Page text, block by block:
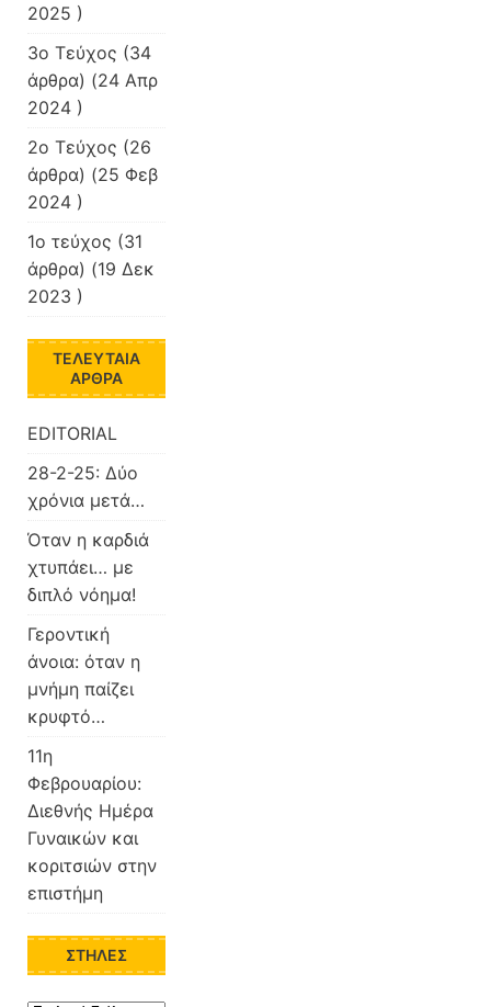
2025 )
3ο Τεύχος (34
άρθρα) (24 Απρ
2024 )
2ο Τεύχος (26
άρθρα) (25 Φεβ
2024 )
1ο τεύχος (31
άρθρα) (19 Δεκ
2023 )
ΤΕΛΕΥΤΑΊΑ
ΆΡΘΡΑ
EDITORIAL
28-2-25: Δύο
χρόνια μετά…
Όταν η καρδιά
χτυπάει… με
διπλό νόημα!
Γεροντική
άνοια: όταν η
μνήμη παίζει
κρυφτό…
11η
Φεβρουαρίου:
Διεθνής Ημέρα
Γυναικών και
κοριτσιών στην
επιστήμη
ΣΤΉΛΕΣ